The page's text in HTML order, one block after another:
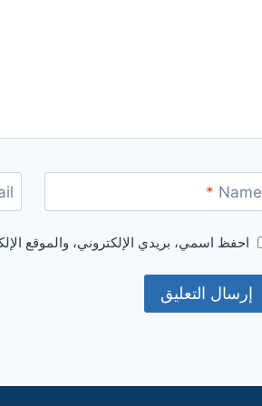
Name
*
احفظ اسمي، بريدي الإلكتروني، والموقع